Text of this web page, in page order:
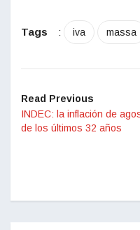
Tags : iva massa
Read Previous
INDEC: la inflación de
de los últimos 32 años